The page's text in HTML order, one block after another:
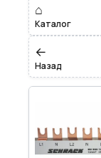
⌂
Каталог
←
Назад